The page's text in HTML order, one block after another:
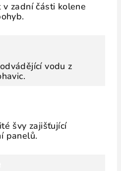
zadní části kolene
vodu z
švy zajišťující
panelů.